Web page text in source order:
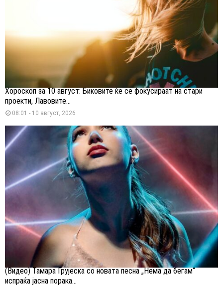
Хороскоп за 10 август: Биковите ќе се фокусираат на стари
проекти, Лавовите...
08:01 - 10 август, 2026
(Видео) Тамара Грујеска со новата песна „Нема да бегам“
испраќа јасна порака...